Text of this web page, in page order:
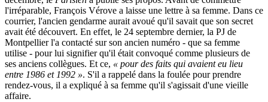
l'irréparable, François Vérove a laisse une lettre à sa femme. Dans ce
courrier, l'ancien gendarme aurait avoué qu'il savait que son secret
avait été découvert. En effet, le 24 septembre dernier, la PJ de
Montpellier l'a contacté sur son ancien numéro - que sa femme
utilise - pour lui signifier qu'il était convoqué comme plusieurs de
ses anciens collègues. Et ce, « pour des faits qui avaient eu lieu
entre 1986 et 1992 ». S'il a rappelé dans la foulée pour prendre
rendez-vous, il a expliqué à sa femme qu'il s'agissait d'une vieille
affaire.